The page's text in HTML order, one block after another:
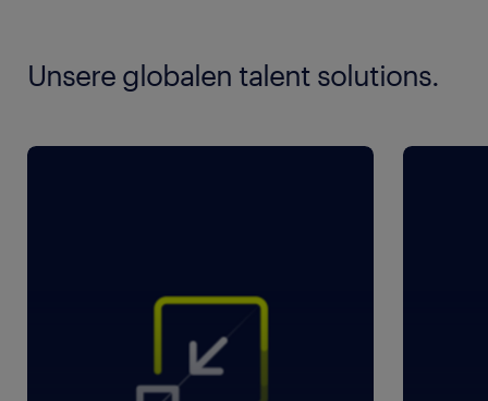
Unsere globalen talent solutions.